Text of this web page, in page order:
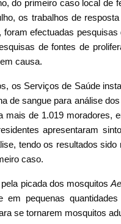
do primeiro caso local de
os trabalhos de
efectuadas
de fontes de
causa.
os Serviços de Saúde
de sangue para análise
de 1.019 moradores,
apresentaram
tendo os resultados
caso.
picada dos mosquitos
em pequenas
se tornarem mosquitos